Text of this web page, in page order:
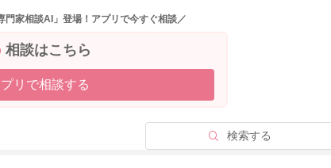
すし、幼児期は好みの揺らぎが多い時期です。3歳頃にな
、焦らずお子さんのペースで進めてみてくださいね。
門家相談AI」登場！アプリで今すぐ相談／
相談はこちら
リで相談する
検索する